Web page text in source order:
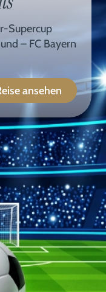
Supercup
– FC Bayern
ansehen